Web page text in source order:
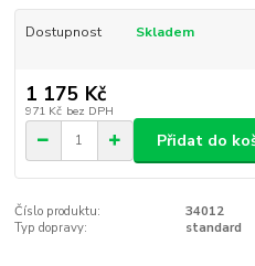
Dostupnost Skladem
1 175 Kč
971 Kč bez DPH
Přidat do
Číslo produktu:
34012
Typ dopravy:
standard